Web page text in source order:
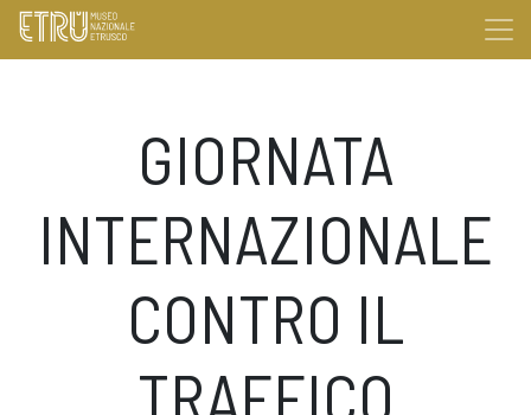
GIORNATA
INTERNAZIONALE
CONTRO IL
TRAFFICO